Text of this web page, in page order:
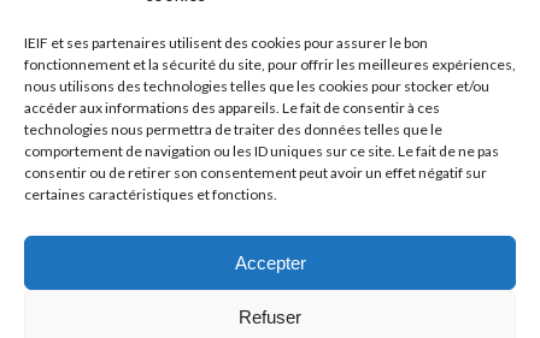
IEIF et ses partenaires utilisent des cookies pour assurer le bon
fonctionnement et la sécurité du site, pour offrir les meilleures expériences,
nous utilisons des technologies telles que les cookies pour stocker et/ou
accéder aux informations des appareils. Le fait de consentir à ces
technologies nous permettra de traiter des données telles que le
comportement de navigation ou les ID uniques sur ce site. Le fait de ne pas
consentir ou de retirer son consentement peut avoir un effet négatif sur
certaines caractéristiques et fonctions.
Accepter
Refuser
Prénom*
E-mail*